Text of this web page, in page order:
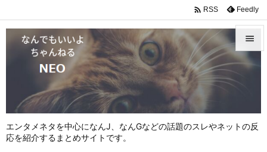
エンタメネタを中心になんJ、なんGなどの話題のスレやネットの反
応を紹介するまとめサイトです。



 RSS Feedly